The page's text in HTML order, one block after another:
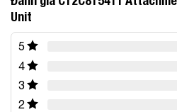
Unit
5
4
3
2